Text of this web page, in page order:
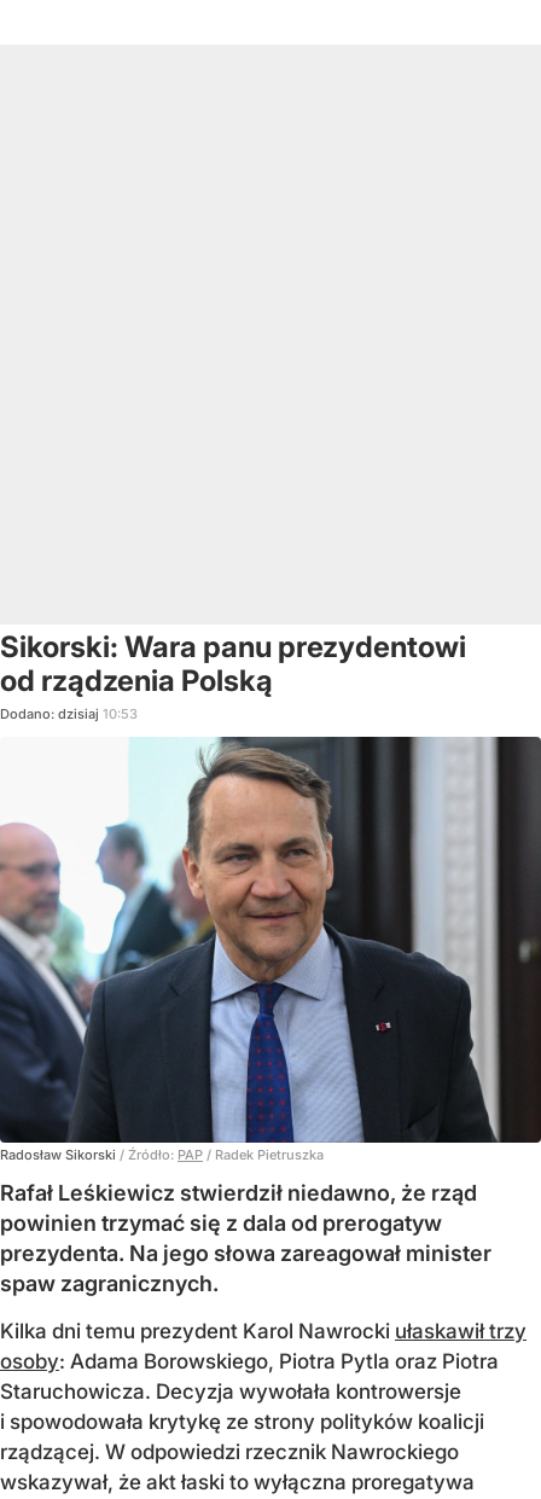
Sikorski: Wara panu prezydentowi
od rządzenia Polską
Dodano: dzisiaj 10:53
Radosław Sikorski / Źródło: PAP / Radek Pietruszka
Rafał Leśkiewicz stwierdził niedawno, że rząd
powinien trzymać się z dala od prerogatyw
prezydenta. Na jego słowa zareagował minister
spaw zagranicznych.
Kilka dni temu prezydent Karol Nawrocki ułaskawił trzy
osoby: Adama Borowskiego, Piotra Pytla oraz Piotra
Staruchowicza. Decyzja wywołała kontrowersje
i spowodowała krytykę ze strony polityków koalicji
rządzącej. W odpowiedzi rzecznik Nawrockiego
wskazywał, że akt łaski to wyłączna proregatywa